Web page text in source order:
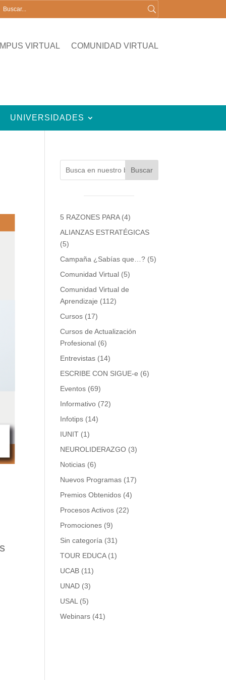
VIRTUAL COMUNIDAD VIRTUAL
UNIVERSIDADES
Buscar
5 RAZONES PARA(4)
ALIANZAS ESTRATÉGICAS
(5)
Campaña ¿Sabías que…? (5)
Comunidad Virtual (5)
Comunidad Virtual de
Aprendizaje (112)
Cursos (17)
Cursos de Actualización
Profesional (6)
Entrevistas (14)
ESCRIBE CON SIGUE-e (6)
Eventos (69)
Informativo (72)
Infotips (14)
IUNIT (1)
NEUROLIDERAZGO (3)
Noticias (6)
Nuevos Programas (17)
Premios Obtenidos (4)
Procesos Activos (22)
Promociones (9)
Sin categoría (31)
TOUR EDUCA(1)
UCAB (11)
UNAD (3)
USAL (5)
Webinars (41)